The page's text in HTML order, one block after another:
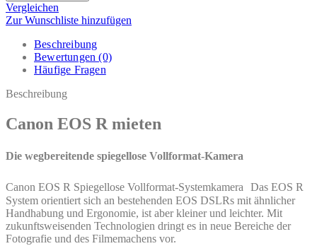
Vergleichen
Zur Wunschliste hinzufügen
Beschreibung
Bewertungen (0)
Häufige Fragen
Beschreibung
Canon EOS R mieten
Die wegbereitende spiegellose Vollformat-Kamera
Canon EOS R Spiegellose Vollformat-Systemkamera Das EOS R
System orientiert sich an bestehenden EOS DSLRs mit ähnlicher
Handhabung und Ergonomie, ist aber kleiner und leichter. Mit
zukunftsweisenden Technologien dringt es in neue Bereiche der
Fotografie und des Filmemachens vor.